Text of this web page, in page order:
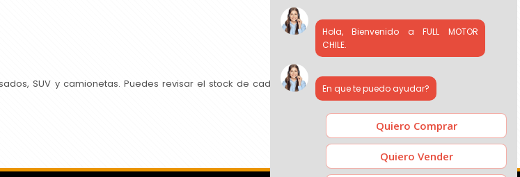
SUV y camionetas. Puedes revisar el stock de cada concesionario, comparar precios y contactar
Hola, Bienvenido a FULL MOTOR
CHILE.
En que te puedo ayudar?
Quiero Comprar
Quiero Vender